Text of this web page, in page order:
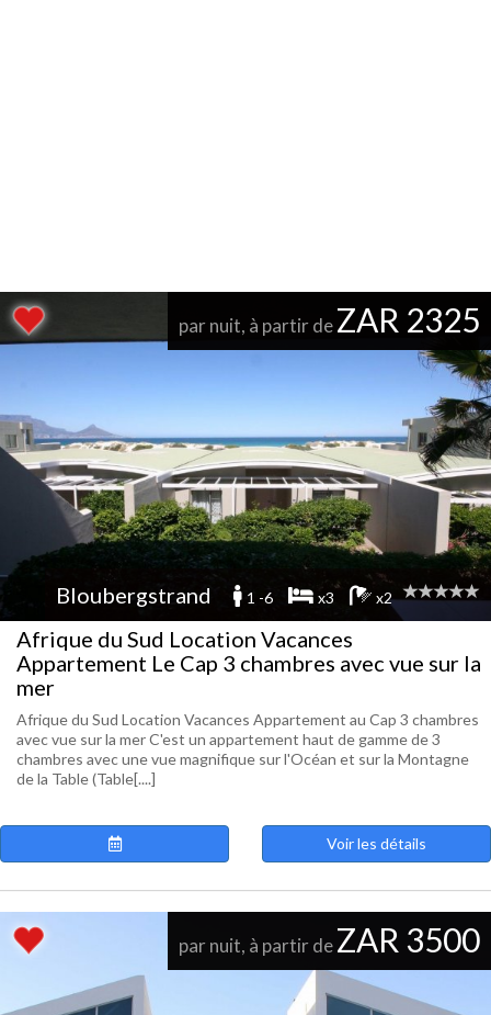
par nuit, à partir deZAR 2325
Bloubergstrand 1 -6 x3 x2
Afrique du Sud Location Vacances
Appartement Le Cap 3 chambres avec vue sur la
mer
Afrique du Sud Location Vacances Appartement au Cap 3 chambres
avec vue sur la mer C'est un appartement haut de gamme de 3
chambres avec une vue magnifique sur l'Océan et sur la Montagne
de la Table (Table[....]
Voir les détails
par nuit, à partir deZAR 3500